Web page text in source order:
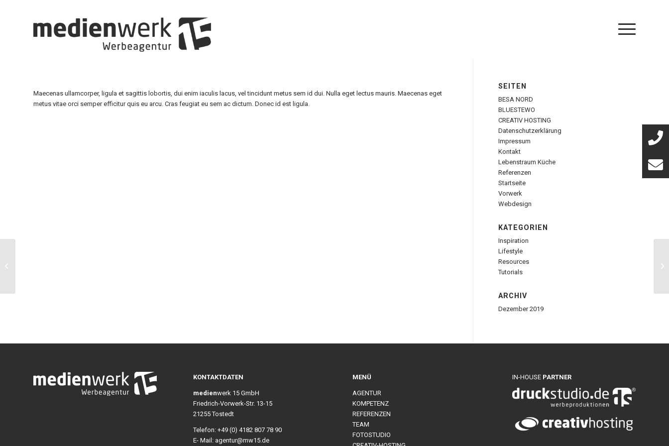
Maecenas ullamcorper, ligula et sagittis lobortis, dui enim iaculis lacus, vel tincidunt metus sem id dui. Nulla eget lectus mauris. Maecenas eget
metus vitae orci semper efficitur quis eu arcu. Cras feugiat eu sem ac dictum. Donec id est ligula.
SEITEN
BESA NORD
BLUESTEWO
CREATIV HOSTING
Datenschutzerklärung
Impressum
Kontakt
Lebenstraum Küche
Referenzen
Startseite
Vorwerk
Webdesign
KATEGORIEN
Inspiration
Lifestyle
Resources
Tutorials
ARCHIV
Dezember 2019
KONTAKTDATEN
medienwerk 15 GmbH
Friedrich-Vorwerk-Str. 13-15
21255 Tostedt
Telefon: +49 (0) 4182 807 78 90
E- Mail: agentur@mw15.de
MENÜ
AGENTUR
KOMPETENZ
REFERENZEN
TEAM
FOTOSTUDIO
IN-HOUSE PARTNER